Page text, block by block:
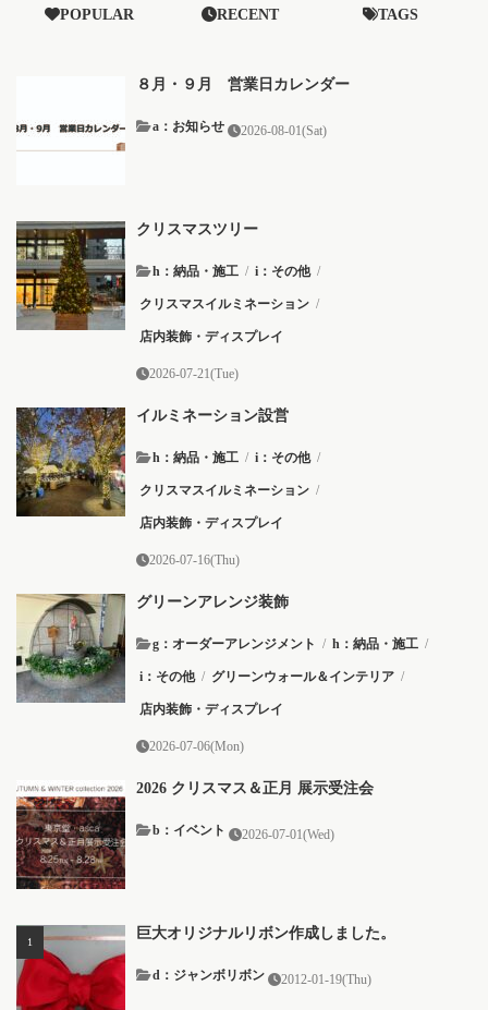
POPULAR RECENT TAGS
８月・９月 営業日カレンダー
a：お知らせ 2026-08-01(Sat)
クリスマスツリー
h：納品・施工 / i：その他 /
クリスマスイルミネーション /
店内装飾・ディスプレイ
2026-07-21(Tue)
イルミネーション設営
h：納品・施工 / i：その他 /
クリスマスイルミネーション /
店内装飾・ディスプレイ
2026-07-16(Thu)
グリーンアレンジ装飾
g：オーダーアレンジメント / h：納品・施工 /
i：その他 / グリーンウォール＆インテリア /
店内装飾・ディスプレイ
2026-07-06(Mon)
2026 クリスマス＆正月 展示受注会
b：イベント 2026-07-01(Wed)
巨大オリジナルリボン作成しました。
2012-01-19(Thu)
d：ジャンボリボン